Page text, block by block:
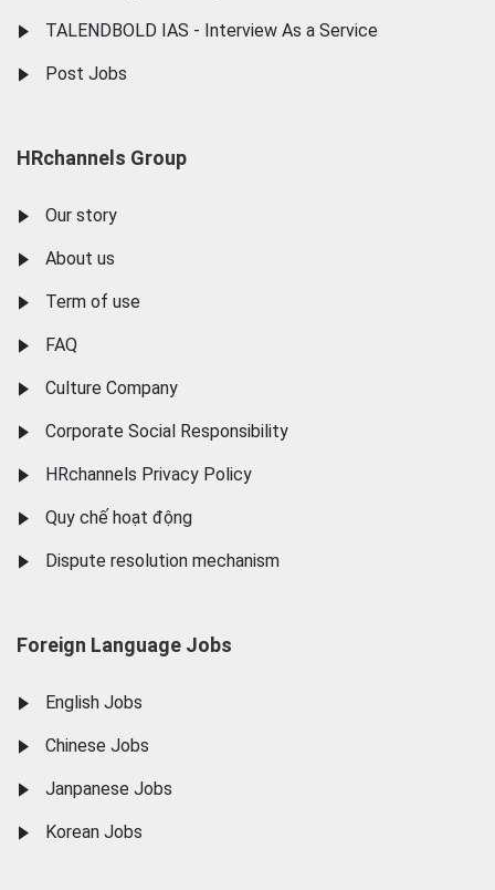
TALENDBOLD IAS - Interview As a Service
Post Jobs
HRchannels Group
Our story
About us
Term of use
FAQ
Culture Company
Corporate Social Responsibility
HRchannels Privacy Policy
Quy chế hoạt động
Dispute resolution mechanism
Foreign Language Jobs
English Jobs
Chinese Jobs
Janpanese Jobs
Korean Jobs